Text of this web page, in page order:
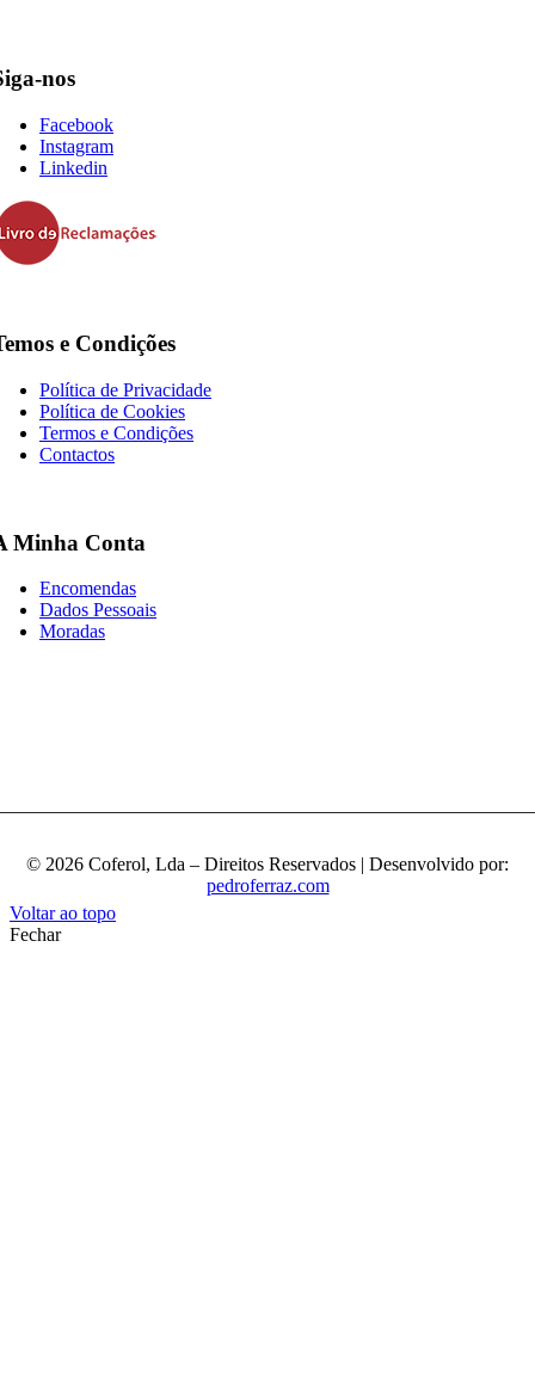
nos
Facebook
Instagram
Linkedin
e Condições
Política de Privacidade
Política de Cookies
Termos e Condições
Contactos
Minha Conta
Encomendas
Dados Pessoais
Moradas
© 2026 Coferol, Lda – Direitos Reservados | Desenvolvido por:
pedroferraz.com
Voltar ao topo
Fechar